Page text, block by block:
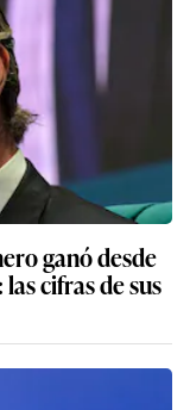
ganó desde
cifras de sus